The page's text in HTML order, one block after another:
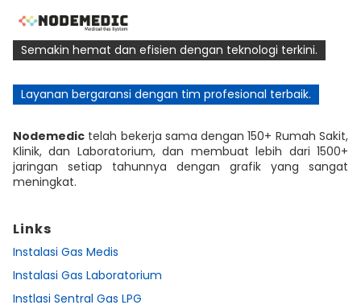
Semakin hemat dan efisien dengan teknologi terkini.
Layanan bergaransi dengan tim profesional terbaik.
Nodemedic telah bekerja sama dengan 150+ Rumah Sakit,
Klinik, dan Laboratorium, dan membuat lebih dari 1500+
jaringan setiap tahunnya dengan grafik yang sangat
meningkat.
Links
Instalasi Gas Medis
Instalasi Gas Laboratorium
Instlasi Sentral Gas LPG